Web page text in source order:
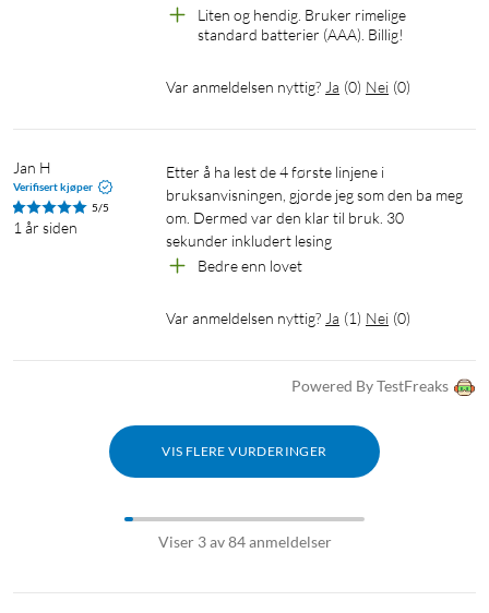
Liten og hendig. Bruker rimelige
standard batterier (AAA). Billig!
Var anmeldelsen nyttig? Ja (0) Nei (0)
Jan H
Verifisert kjøper
5/5
1 år siden
Etter å ha lest de 4 første linjene i
bruksanvisningen, gjorde jeg som den ba meg
om. Dermed var den klar til bruk. 30
sekunder inkludert lesing
Bedre enn lovet
Var anmeldelsen nyttig? Ja (1) Nei (0)
Powered By TestFreaks
VIS FLERE VURDERINGER
Viser 3 av 84 anmeldelser